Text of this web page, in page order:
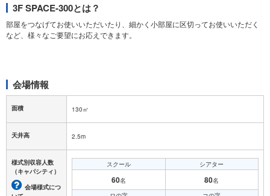
3F SPACE-300とは？
部屋をつなげてお使いいただいたり、細かく小部屋に区切ってお使いいただく
など、様々なご要望にお応えできます。
会場情報
面積 130㎡
天井高 2.5m
様式別収容人数
（キャパシティ）
会場様式につ
スクール
60名
シアター
80名